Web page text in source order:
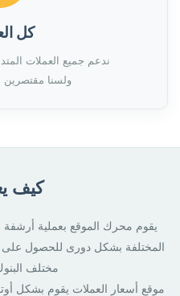
كل
ندعم جميع العملات
ولسنا مقتصرين
كيف
يقوم محرك الموقع بعملية أرشفة
المختلفة بشكل دورى للحصول على
مختلف
موقع أسعار العملات يقوم بشكل